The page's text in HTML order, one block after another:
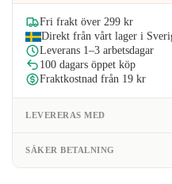
Fri frakt över 299 kr
Direkt från vårt lager i
Leverans 1–3 arbetsdagar
100 dagars öppet köp
Fraktkostnad från 19 kr
LEVERERAS MED
SÄKER BETALNING